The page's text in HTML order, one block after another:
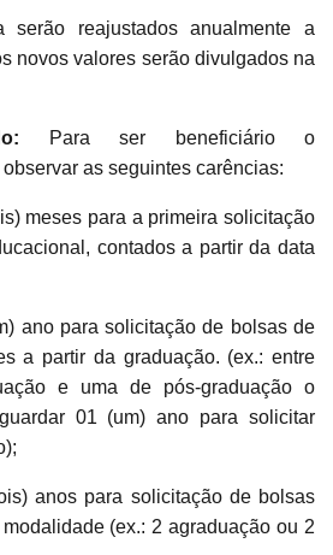
reajustados anualmente a
novos valores serão divulgados na
Para ser beneficiário o
as seguintes carências:
meses para a primeira solicitação
contados a partir da data
ano para solicitação de bolsas de
a partir da graduação. (ex.: entre
e uma de pós-graduação o
01 (um) ano para solicitar
anos para solicitação de bolsas
(ex.: 2 agraduação ou 2